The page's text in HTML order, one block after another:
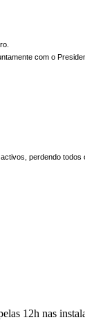
com o
perdendo
12h nas